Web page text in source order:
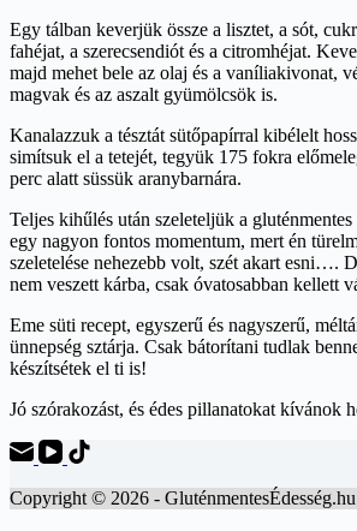
Egy tálban keverjük össze a lisztet, a sót,
fahéjat, a szerecsendiót és a citromhéjat.
majd mehet bele az olaj és a vaníliakivonat,
magvak és az aszalt gyümölcsök is.
Kanalazzuk a tésztát sütőpapírral kibélelt
simítsuk el a tetejét, tegyük 175 fokra
perc alatt süssük aranybarnára.
Teljes kihűlés után szeleteljük a
egy nagyon fontos momentum, mert én
szeletelése nehezebb volt, szét akart esni….
nem veszett kárba, csak óvatosabban kellett
Eme süti recept, egyszerű és nagyszerű,
ünnepség sztárja. Csak bátorítani tudlak
készítsétek el ti is!
Jó szórakozást, és édes pillanatokat kívánok
Copyright © 2026 - GluténmentesÉdesség.hu